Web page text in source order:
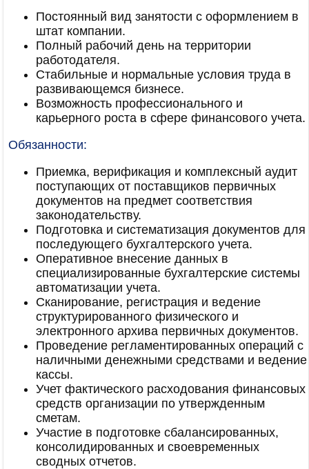
Постоянный вид занятости с оформлением в
штат компании.
Полный рабочий день на территории
работодателя.
Стабильные и нормальные условия труда в
развивающемся бизнесе.
Возможность профессионального и
карьерного роста в сфере финансового учета.
Обязанности:
Приемка, верификация и комплексный аудит
поступающих от поставщиков первичных
документов на предмет соответствия
законодательству.
Подготовка и систематизация документов для
последующего бухгалтерского учета.
Оперативное внесение данных в
специализированные бухгалтерские системы
автоматизации учета.
Сканирование, регистрация и ведение
структурированного физического и
электронного архива первичных документов.
Проведение регламентированных операций с
наличными денежными средствами и ведение
кассы.
Учет фактического расходования финансовых
средств организации по утвержденным
сметам.
Участие в подготовке сбалансированных,
консолидированных и своевременных
сводных отчетов.